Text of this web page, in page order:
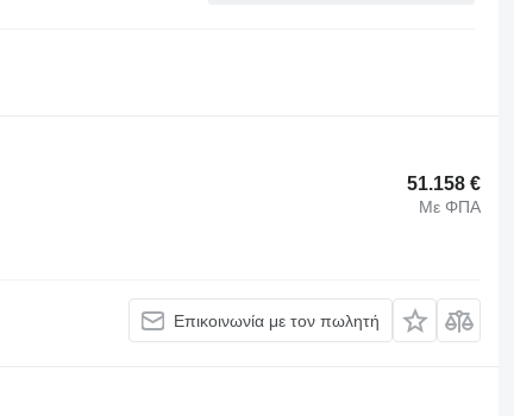
51.158 €
Με ΦΠΑ
Επικοινωνία με τον πωλητή